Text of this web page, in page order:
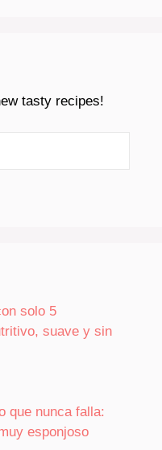
tasty recipes!
solo 5
suave y sin
que nunca falla:
esponjoso